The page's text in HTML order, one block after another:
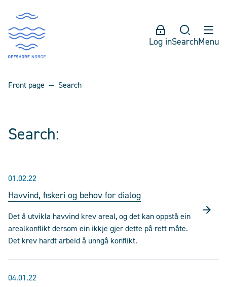
Log inSearchMenu
Front page Search
Search:
01.02.22
Havvind, fiskeri og behov for dialog
Det å utvikla havvind krev areal, og det kan oppstå ein
arealkonflikt dersom ein ikkje gjer dette på rett måte.
Det krev hardt arbeid å unngå konflikt.
04.01.22